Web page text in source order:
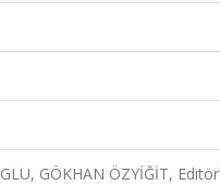
GÖKHAN ÖZYİĞİT, Editör